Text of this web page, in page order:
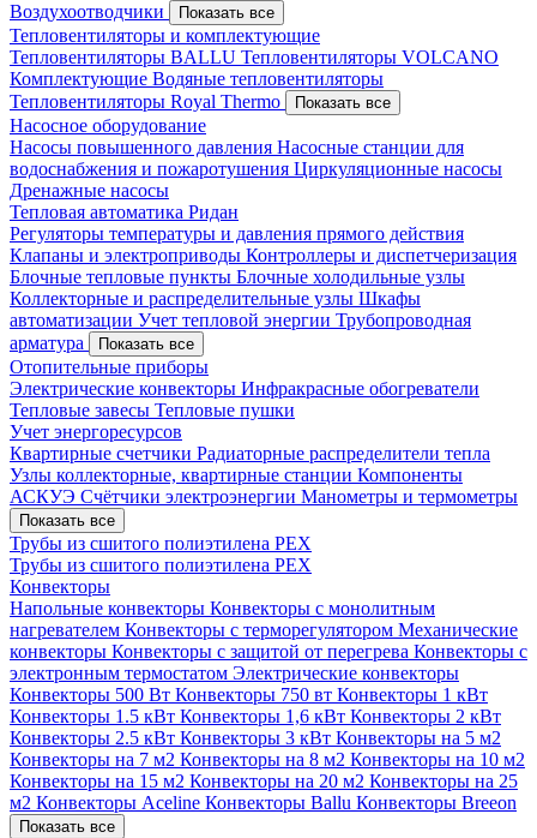
Воздухоотводчики
Показать все
Тепловентиляторы и комплектующие
Тепловентиляторы BALLU Тепловентиляторы VOLCANO
Комплектующие Водяные тепловентиляторы
Тепловентиляторы Royal Thermo
Показать все
Насосное оборудование
Насосы повышенного давления Насосные станции для
водоснабжения и пожаротушения Циркуляционные насосы
Дренажные насосы
Тепловая автоматика Ридан
Регуляторы температуры и давления прямого действия
Клапаны и электроприводы Контроллеры и диспетчеризация
Блочные тепловые пункты Блочные холодильные узлы
Коллекторные и распределительные узлы Шкафы
автоматизации Учет тепловой энергии Трубопроводная
арматура
Показать все
Отопительные приборы
Электрические конвекторы Инфракрасные обогреватели
Тепловые завесы Тепловые пушки
Учет энергоресурсов
Квартирные счетчики Радиаторные распределители тепла
Узлы коллекторные, квартирные станции Компоненты
АСКУЭ Счётчики электроэнергии Манометры и термометры
Показать все
Трубы из сшитого полиэтилена PEX
Трубы из сшитого полиэтилена PEX
Конвекторы
Напольные конвекторы Конвекторы с монолитным
нагревателем Конвекторы с терморегулятором Механические
конвекторы Конвекторы с защитой от перегрева Конвекторы с
электронным термостатом Электрические конвекторы
Конвекторы 500 Вт Конвекторы 750 вт Конвекторы 1 кВт
Конвекторы 1.5 кВт Конвекторы 1,6 кВт Конвекторы 2 кВт
Конвекторы 2.5 кВт Конвекторы 3 кВт Конвекторы на 5 м2
Конвекторы на 7 м2 Конвекторы на 8 м2 Конвекторы на 10 м2
Конвекторы на 15 м2 Конвекторы на 20 м2 Конвекторы на 25
м2 Конвекторы Aceline Конвекторы Ballu Конвекторы Breeon
Показать все